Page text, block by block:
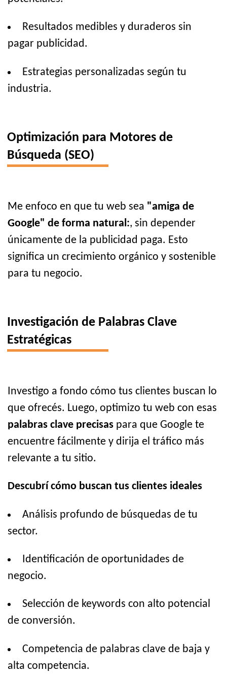
Resultados medibles y duraderos sin
pagar publicidad.
Estrategias personalizadas según tu
industria.
Optimización para Motores de
Búsqueda (SEO)
Me enfoco en que tu web sea "amiga de
Google" de forma natural:, sin depender
únicamente de la publicidad paga. Esto
significa un crecimiento orgánico y sostenible
para tu negocio.
Investigación de Palabras Clave
Estratégicas
Investigo a fondo cómo tus clientes buscan lo
que ofrecés. Luego, optimizo tu web con esas
palabras clave precisas para que Google te
encuentre fácilmente y dirija el tráfico más
relevante a tu sitio.
Descubrí cómo buscan tus clientes ideales
Análisis profundo de búsquedas de tu
sector.
Identificación de oportunidades de
negocio.
Selección de keywords con alto potencial
de conversión.
Competencia de palabras clave de baja y
alta competencia.